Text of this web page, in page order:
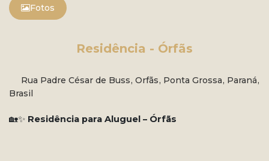
Fotos
Residência - Órfãs
Rua Padre César de Buss, Orfãs, Ponta Grossa, Paraná,
Brasil
🏡✨ Residência para Aluguel – Órfãs